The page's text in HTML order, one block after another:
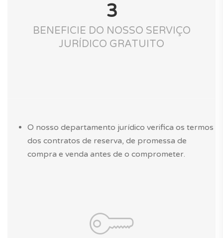
3
BENEFICIE DO NOSSO SERVIÇO
JURÍDICO GRATUITO
O nosso departamento jurídico verifica os termos
dos contratos de reserva, de promessa de
compra e venda antes de o comprometer.